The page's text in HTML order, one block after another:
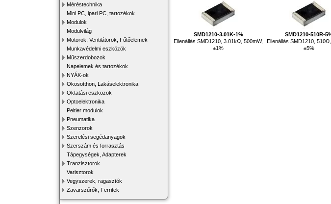
Méréstechnika
Mini PC, ipari PC, tartozékok
Modulok
Modulvilág
Motorok, Ventilátorok, Fűtőelemek
Munkavédelmi eszközök
Műszerdobozok
Napelemek és tartozékok
NYÁK-ok
Okosotthon, Lakáselektronika
Oktatási eszközök
Optoelektronika
Peltier modulok
Pneumatika
Szenzorok
Szerelési segédanyagok
Szerszám és forrasztás
Tápegységek, Adapterek
Tranzisztorok
Varisztorok
Vegyszerek, ragasztók
Zavarszűrők, Ferritek
SMD1210-3.01K-1%
Ellenállás SMD1210, 3.01kΩ, 500mW,
±1%
SMD1210-510R-
Ellenállás SMD1210,
±5%